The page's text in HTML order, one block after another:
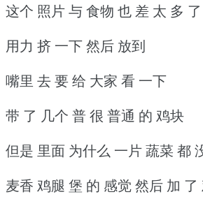
这个 照片 与 食物 也 差 太 多
用力 挤 一下 然后 放到
嘴里 去 要 给 大家 看 一下
带 了 几个 普 很 普通 的 鸡块
但是 里面 为什么 一片 蔬菜 都
麦香 鸡腿 堡 的 感觉 然后 加 了